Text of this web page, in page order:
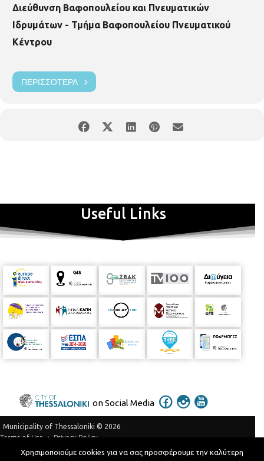
Διεύθυνση Βαφοπουλείου και Πνευματικών
Ιδρυμάτων - Τμήμα Βαφοπουλείου Πνευματικού
Κέντρου
ΠΕΡΙΣΣΌΤΕΡΑ
Useful Links
on Social Media
Municipality of Thessaloniki © 2026
Terms of Use
Privacy Policy
Telephone Catalog
Χρησιμοποιούμε cookies για να σας προσφέρουμε την καλύτερη